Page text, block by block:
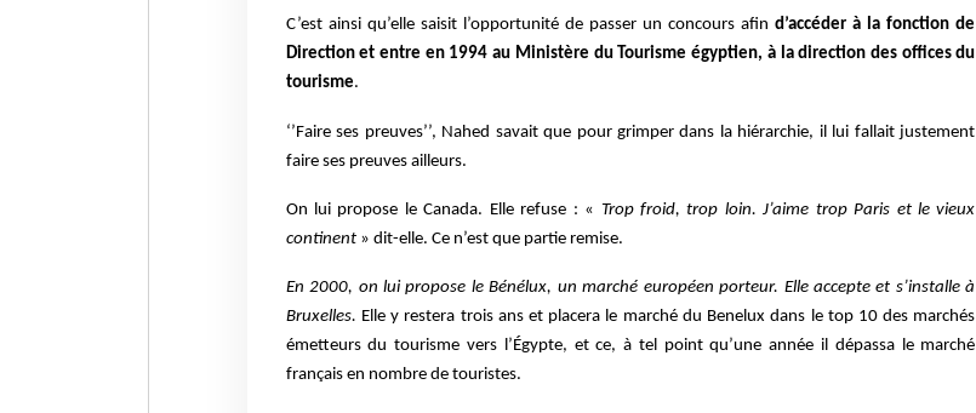
C’est ainsi qu’elle saisit l’opportunité de passer un concours afind’accéder à la fonction de
Direction et entre en 1994 au Ministère du Tourisme égyptien, à la direction des offices du
tourisme.
‘’Faire ses preuves’’, Nahed savait que pour grimper dans la hiérarchie, il lui fallait justement
faire ses preuves ailleurs.
On lui propose le Canada. Elle refuse : « Trop froid, trop loin. J’aime trop Paris et le vieux
continent» dit-elle. Ce n’est que partie remise.
En 2000, on lui propose le Bénélux, un marché européen porteur. Elle accepte et s’installe à
Bruxelles. Elle y restera trois ans et placera le marché du Benelux dans le top 10 des marchés
émetteurs du tourisme vers l’Égypte, et ce, à tel point qu’une année il dépassa le marché
français en nombre de touristes.